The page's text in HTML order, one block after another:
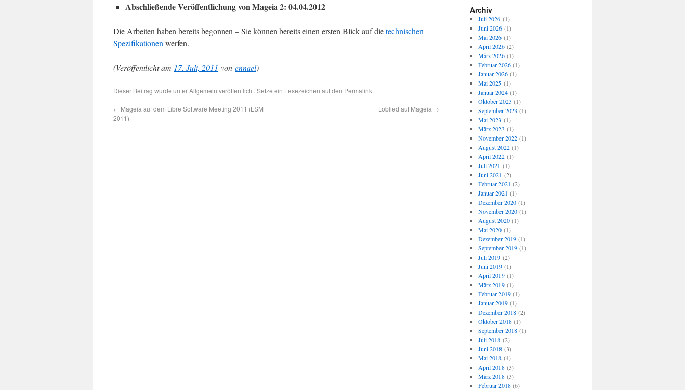
Abschließende Veröffentlichung von Mageia 2: 04.04.2012
Die Arbeiten haben bereits begonnen – Sie können bereits einen ersten Blick auf dietechnischen
Spezifikationen werfen.
(Veröffentlicht am 17. Juli, 2011 von ennael)
Dieser Beitrag wurde unterAllgemein veröffentlicht. Setze ein Lesezeichen auf den Permalink.
← Mageia auf dem Libre Software Meeting 2011 (LSM
2011)
Loblied auf Mageia →
Archiv
Juli 2026(1)
Juni 2026(1)
Mai 2026(1)
April 2026(2)
März 2026(1)
Februar 2026(1)
Januar 2026(1)
Mai 2025(1)
Januar 2024(1)
Oktober 2023 (1)
September 2023 (1)
Mai 2023 (1)
März 2023 (1)
November 2022(1)
August 2022(1)
April 2022(1)
Juli 2021 (1)
Juni 2021 (2)
Februar 2021 (2)
Januar 2021 (1)
Dezember 2020(1)
November 2020(1)
August 2020(1)
Mai 2020(1)
Dezember 2019(1)
September 2019(1)
Juli 2019(2)
Juni 2019(1)
April 2019(1)
März 2019(1)
Februar 2019(1)
Januar 2019(1)
Dezember 2018(2)
Oktober 2018(1)
September 2018(1)
Juli 2018(2)
Juni 2018(3)
Mai 2018(4)
April 2018(3)
März 2018(3)
Februar 2018(6)